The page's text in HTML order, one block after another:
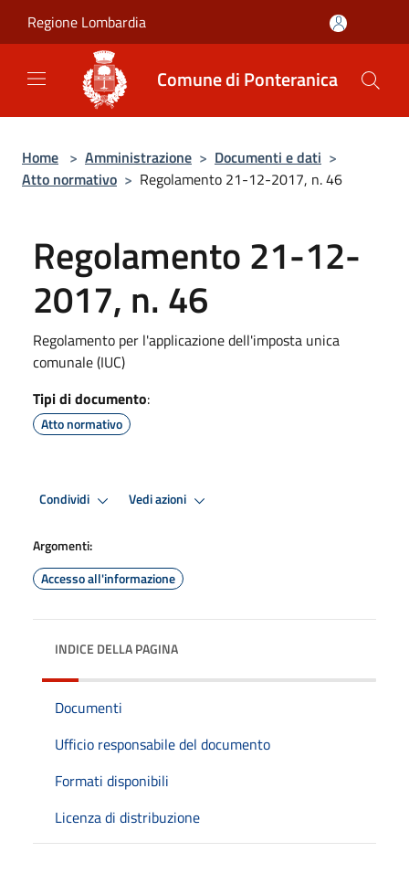
Regione Lombardia
Comune di Ponteranica
Home > Amministrazione > Documenti e dati >
Atto normativo > Regolamento 21-12-2017, n. 46
Regolamento 21-12-
2017, n. 46
Regolamento per l'applicazione dell'imposta unica
comunale (IUC)
Tipi di documento:
Atto normativo
Condividi Vedi azioni
Argomenti:
Accesso all'informazione
INDICE DELLA PAGINA
Documenti
Ufficio responsabile del documento
Formati disponibili
Licenza di distribuzione